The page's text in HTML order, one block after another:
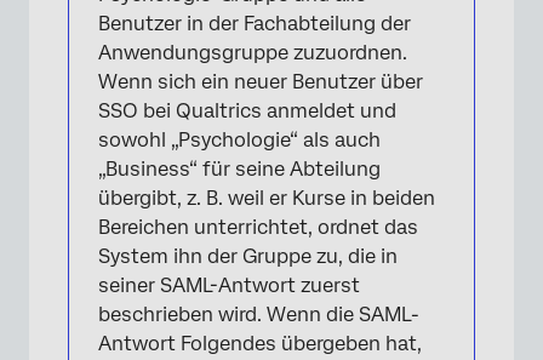
Benutzer in der Fachabteilung der
Anwendungsgruppe zuzuordnen.
Wenn sich ein neuer Benutzer über
SSO bei Qualtrics anmeldet und
sowohl „Psychologie“ als auch
„Business“ für seine Abteilung
übergibt, z. B. weil er Kurse in beiden
Bereichen unterrichtet, ordnet das
System ihn der Gruppe zu, die in
seiner SAML-Antwort zuerst
beschrieben wird. Wenn die SAML-
Antwort Folgendes übergeben hat,